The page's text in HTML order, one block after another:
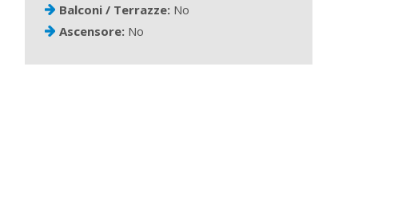
Balconi / Terrazze: No
Ascensore: No